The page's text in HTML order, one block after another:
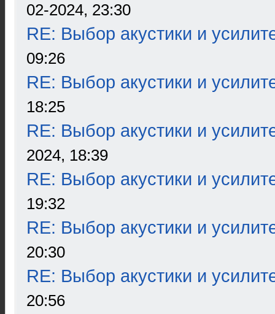
02-2024, 23:30
RE: Выбор акустики и
09:26
RE: Выбор акустики и
18:25
RE: Выбор акустики и
2024, 18:39
RE: Выбор акустики и
19:32
RE: Выбор акустики и
20:30
RE: Выбор акустики и
20:56